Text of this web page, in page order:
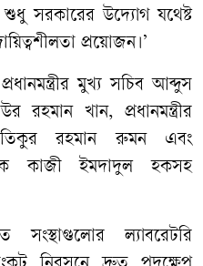
সরকারের উদ্যোগ যথেষ্ট
প্রয়োজন।’
মুখ্য সচিব আব্দুস
রহমান খান, প্রধানমন্ত্রীর
রহমান রুমন এবং
কাজী ইমদাদুল হকসহ
সংস্থাগুলোর ল্যাবরেটরি